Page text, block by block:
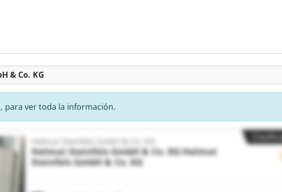
& Co. KG
para ver toda la información.
Helmut Steinfels GmbH & Co. KG
Helmut Steinfels GmbH & Co. KGHelmut
Steinfels GmbH & Co. KG